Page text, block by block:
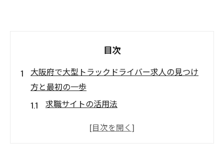
目次
大阪府で大型トラックドライバー求人の見つけ
方と最初の一歩
求職サイトの活用法
地域特化型求人情報の探し方